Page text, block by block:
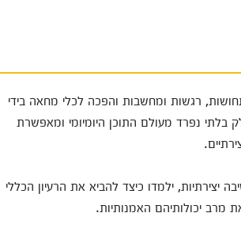
רגשות ומחשבות והפכה לכלי מחאה בידי
בלתי נפרד מעולם התוכן היומיומי ומאפשרת
יצירתיות, ילמדו כיצד להביא את הרעיון הכללי
מרב יכולותיהם האמנותיות.